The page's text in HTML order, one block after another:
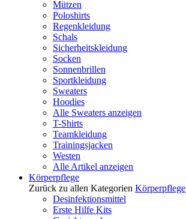
Mützen
Poloshirts
Regenkleidung
Schals
Sicherheitskleidung
Socken
Sonnenbrillen
Sportkleidung
Sweaters
Hoodies
Alle Sweaters anzeigen
T-Shirts
Teamkleidung
Trainingsjacken
Westen
Alle Artikel anzeigen
Körperpflege
Zurück zu allen Kategorien Körperpflege
Desinfektionsmittel
Erste Hilfe Kits